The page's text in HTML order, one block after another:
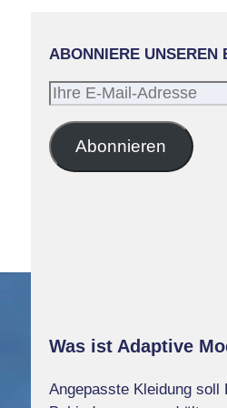
ABONNIERE UNSEREN
Ihre
Mail-
Adresse
Abonnieren
Was ist Adaptive
Angepasste Kleidung soll